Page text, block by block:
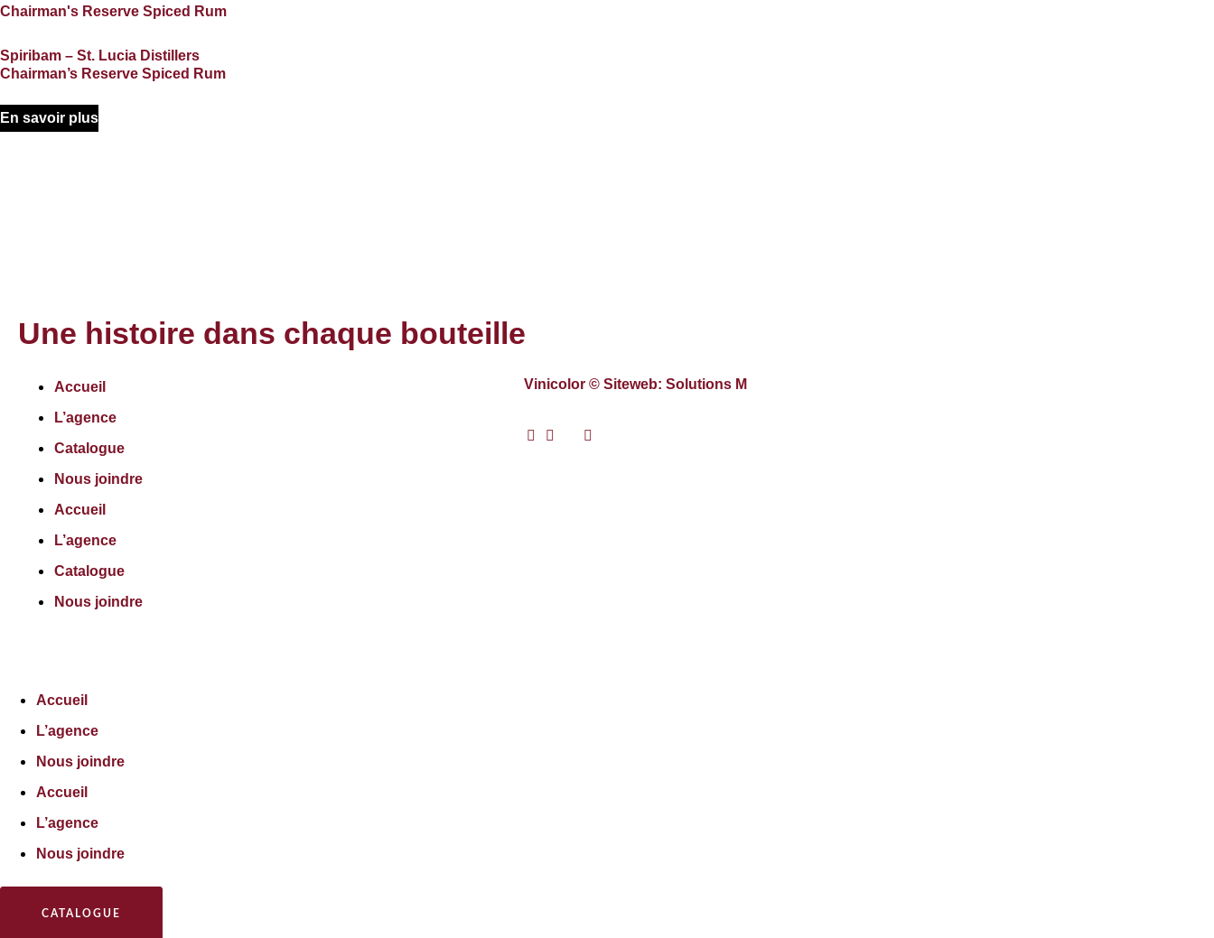
Spiribam – St. Lucia Distillers
Chairman’s Reserve Spiced Rum
En savoir plus
Une histoire dans chaque bouteille
Accueil
L’agence
Catalogue
Nous joindre
Accueil
L’agence
Catalogue
Nous joindre
Vinicolor © Siteweb: Solutions M
Accueil
L’agence
Nous joindre
Accueil
L’agence
Nous joindre
CATALOGUE